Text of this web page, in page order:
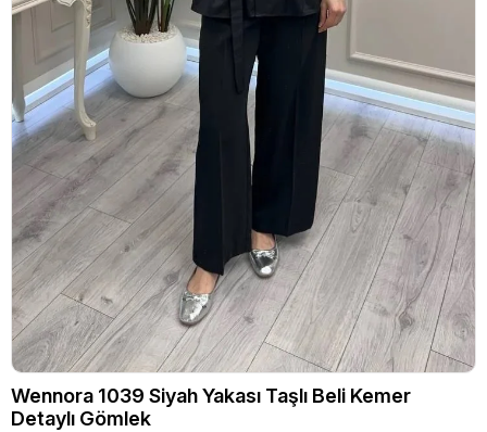
Wennora 1039 Siyah Yakası Taşlı Beli Kemer
Detaylı Gömlek